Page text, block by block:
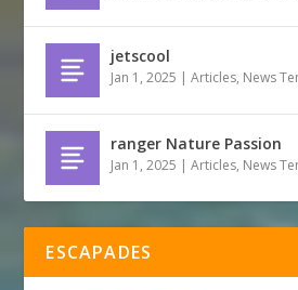
jetscool
Jan 1, 2025 |Articles, News
ranger Nature Passion
Jan 1, 2025 |Articles, News
ESCAPADES